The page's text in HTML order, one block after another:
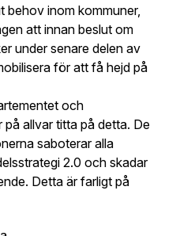
behov inom kommuner,
att innan beslut om
under senare delen av
för att få hejd på
och
allvar titta på detta. De
saboterar alla
2.0 och skadar
Detta är farligt på